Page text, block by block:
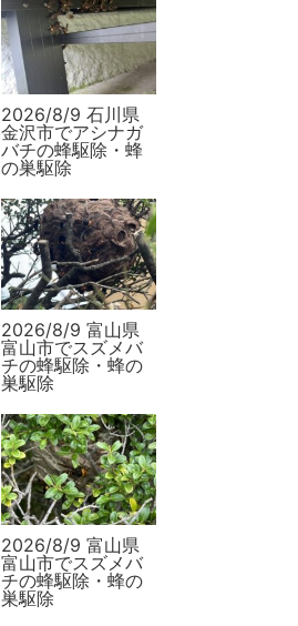
2026/8/9 石川県
金沢市でアシナガ
バチの蜂駆除・蜂
の巣駆除
2026/8/9 富山県
富山市でスズメバ
チの蜂駆除・蜂の
巣駆除
2026/8/9 富山県
富山市でスズメバ
チの蜂駆除・蜂の
巣駆除